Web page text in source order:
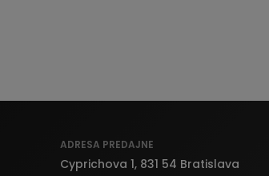
ADRESA PREDAJNE
Cyprichova 1, 831 54 Bratislava